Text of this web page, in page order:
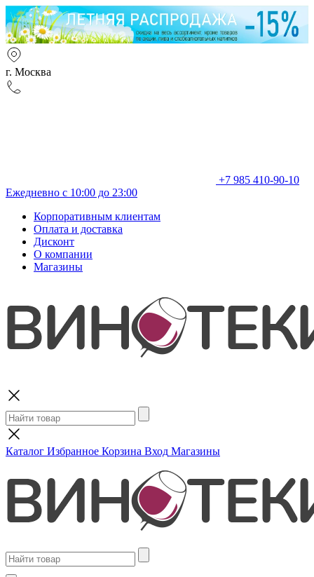
г. Москва
+7 985 410-90-10
Ежедневно с 10:00 до 23:00
Корпоративным клиентам
Оплата и доставка
Дисконт
О компании
Магазины
Каталог Избранное Корзина Вход Магазины